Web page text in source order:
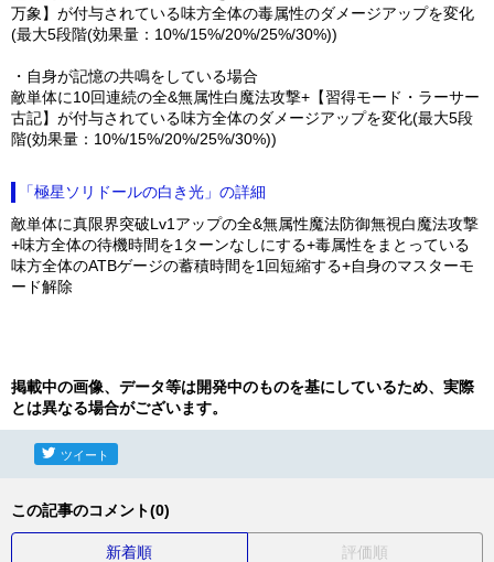
万象】が付与されている味方全体の毒属性のダメージアップを変化
(最大5段階(効果量：10%/15%/20%/25%/30%))
・自身が記憶の共鳴をしている場合
敵単体に10回連続の全&無属性白魔法攻撃+【習得モード・ラーサー
古記】が付与されている味方全体のダメージアップを変化(最大5段
階(効果量：10%/15%/20%/25%/30%))
「極星ソリドールの白き光」の詳細
敵単体に真限界突破Lv1アップの全&無属性魔法防御無視白魔法攻撃
+味方全体の待機時間を1ターンなしにする+毒属性をまとっている
味方全体のATBゲージの蓄積時間を1回短縮する+自身のマスターモ
ード解除
掲載中の画像、データ等は開発中のものを基にしているため、実際
とは異なる場合がございます。
ツイート
この記事のコメント(0)
新着順 評価順